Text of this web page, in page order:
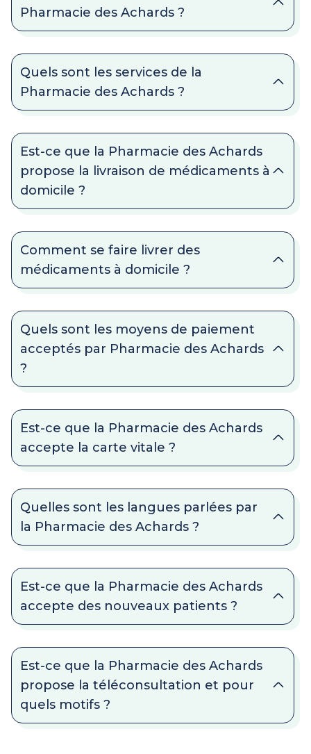
Pharmacie des Achards ?
Quels sont les services de la
Pharmacie des Achards ?
Est-ce que la Pharmacie des Achards
propose la livraison de médicaments à
domicile ?
Comment se faire livrer des
médicaments à domicile ?
Quels sont les moyens de paiement
acceptés par Pharmacie des Achards
?
Est-ce que la Pharmacie des Achards
accepte la carte vitale ?
Quelles sont les langues parlées par
la Pharmacie des Achards ?
Est-ce que la Pharmacie des Achards
accepte des nouveaux patients ?
Est-ce que la Pharmacie des Achards
propose la téléconsultation et pour
quels motifs ?